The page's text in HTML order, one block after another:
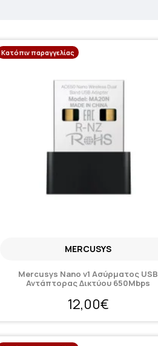
Κατόπιν παραγγελίας
MERCUSYS
Mercusys Nano v1 Ασύρματος USB
Αντάπτορας Δικτύου 650Mbps
12,00€